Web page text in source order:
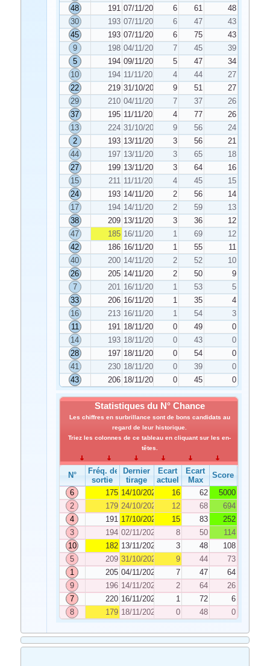
48
191 07/11/2020 6 61
48
30
193 07/11/2020 6 47
43
45
193 07/11/2020 6 75
43
9
198 04/11/2020 7 45
39
5
194 09/11/2020 5 47
34
10
194 11/11/2020 4 44
27
22
219 31/10/2020 9 51
27
29
210 04/11/2020 7 37
26
37
195 11/11/2020 4 77
26
13
224 31/10/2020 9 56
24
2
193 13/11/2020 3 56
21
44
197 13/11/2020 3 65
18
27
199 13/11/2020 3 64
16
15
211 11/11/2020 4 45
15
24
193 14/11/2020 2 56
14
17
194 14/11/2020 2 59
13
38
209 13/11/2020 3 36
12
47
185 16/11/2020 1 69
12
42
186 16/11/2020 1 55
11
40
200 14/11/2020 2 52
10
26
205 14/11/2020 2 50
9
7
201 16/11/2020 1 53
5
33
206 16/11/2020 1 35
4
16
213 16/11/2020 1 54
3
11
191 18/11/2020 0 49
0
14
193 18/11/2020 0 43
0
28
197 18/11/2020 0 54
0
41
230 18/11/2020 0 39
0
43
206 18/11/2020 0 45 0
Statistiques du N° Chance
Les chiffres en surbrillance sont de bons candidats au
regard de leur historique.
Triez les colonnes de ce tableau en cliquant sur les en-
têtes.
N°
Fréq. de
sortie
Dernier
tirage
Ecart
actuel
Ecart
Max
Score
6
175 14/10/2020 16 62
5000
2
179 24/10/2020 12 68
694
4
191 17/10/2020 15 83
252
3
194 02/11/2020 8 50
114
10
182 13/11/2020 3 48
108
5
209 31/10/2020 9 44
73
1
205 04/11/2020 7 47
64
9
196 14/11/2020 2 64
26
7
220 16/11/2020 1 72
6
8
179 18/11/2020 0 48 0